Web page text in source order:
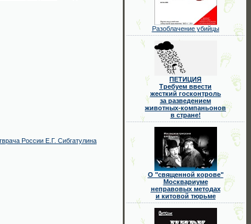
России Е.Г. Сибгатулина
Разоблачение убийцы
ПЕТИЦИЯ
Требуем ввести
жесткий госконтроль
за разведением
животных-компаньонов
в стране!
О "священной корове"
Москвариуме
неправовых методах
и китовой тюрьме